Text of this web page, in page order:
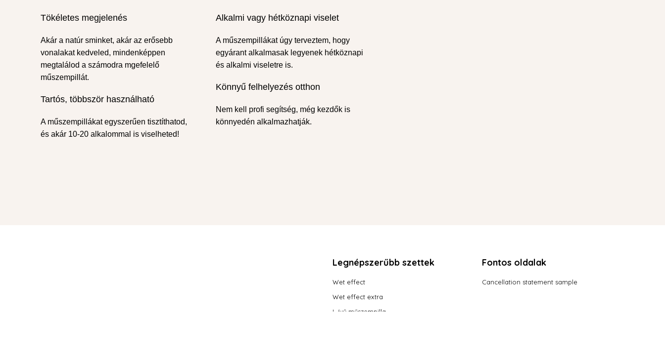
Tökéletes megjelenés
Akár a natúr sminket, akár az erősebb
vonalakat kedveled, mindenképpen
megtalálod a számodra mgefelelő
műszempillát.
Tartós, többször használható
A műszempillákat egyszerűen tisztíthatod,
és akár 10-20 alkalommal is viselheted!
Alkalmi vagy hétköznapi viselet
A műszempillákat úgy terveztem, hogy
egyárant alkalmasak legyenek hétköznapi
és alkalmi viseletre is.
Könnyű felhelyezés otthon
Nem kell profi segítség, még kezdők is
könnyedén alkalmazhatják.
Legnépszerűbb szettek
Wet effect
Wet effect extra
L ívű műszempilla
Fontos oldalak
Cancellation statement sample